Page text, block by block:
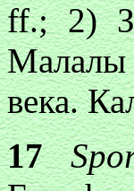
ff.; 2)
Малалы
века.
17